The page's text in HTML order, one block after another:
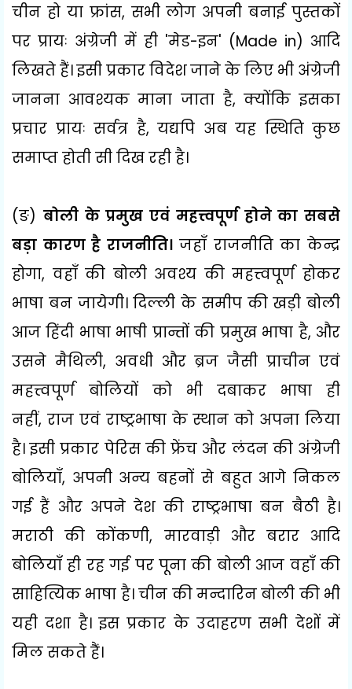
चीन हो या फ्रांस, सभी लोग अपनी बनाई पुस्तकों
पर प्रायः अंग्रेजी में ही 'मेड-इन' (Made in) आदि
लिखते हैं। इसी प्रकार विदेश जाने के लिए भी अंग्रेजी
जानना आवश्यक माना जाता है,क्योंकि इसका
प्रचार प्रायः सर्वत्र है, यद्यपि अब यह स्थिति कुछ
समाप्त होती सी दिख रही है।
(ङ) बोली के प्रमुख एवं महत्त्वपूर्ण होने का सबसे
बड़ा कारण है राजनीति।जहाँ राजनीति का केन्द्र
होगा, वहाँ की बोली अवश्य की महत्त्वपूर्ण होकर
भाषा बन जायेगी। दिल्ली के समीप की खड़ी बोली
आज हिंदी भाषा भाषी प्रान्तों की प्रमुख भाषा है, और
उसने मैथिली, अवधी और ब्रज जैसी प्राचीन एवं
महत्त्वपूर्ण बोलियों को भी दबाकर भाषा ही
नहीं, राज एवं राष्ट्रभाषा के स्थान को अपना लिया
है। इसी प्रकार पेरिस की फ्रेंच और लंदन की अंग्रेजी
बोलियाँ, अपनी अन्य बहनों से बहुत आगे निकल
गई हैं और अपने देश की राष्ट्रभाषा बन बैठी है।
मराठी की कोंकणी, मारवाड़ी और बरार आदि
बोलियाँ ही रह गई पर पूना की बोली आज वहाँ की
साहित्यिक भाषा है। चीन की मन्दारिन बोली की भी
यही दशा है। इस प्रकार के उदाहरण सभी देशों में
मिल सकते हैं।